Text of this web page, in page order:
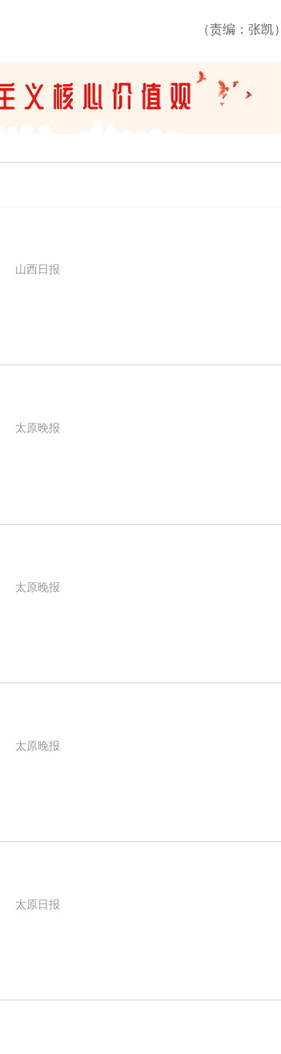
（责编：张凯）
山西日报
太原晚报
太原晚报
太原晚报
太原日报